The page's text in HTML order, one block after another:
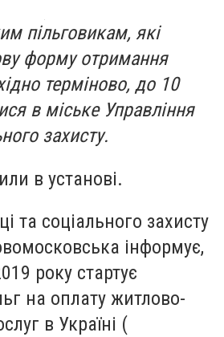
пільговикам, які
форму отримання
терміново, до 10
в міське Управління
захисту.
в установі.
та соціального захисту
інформує,
року стартує
на оплату житлово-
в Україні (